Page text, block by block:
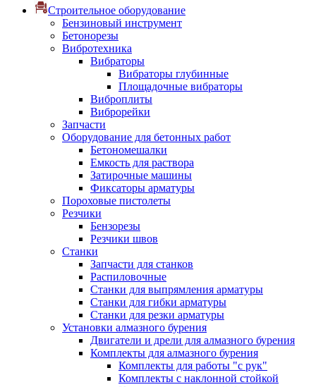
Строительное оборудование
Бензиновый инструмент
Бетонорезы
Вибротехника
Вибраторы
Вибраторы глубинные
Площадочные вибраторы
Виброплиты
Виброрейки
Запчасти
Оборудование для бетонных работ
Бетономешалки
Емкость для раствора
Затирочные машины
Фиксаторы арматуры
Пороховые пистолеты
Резчики
Бензорезы
Резчики швов
Станки
Запчасти для станков
Распиловочные
Станки для выпрямления арматуры
Станки для гибки арматуры
Станки для резки арматуры
Установки алмазного бурения
Двигатели и дрели для алмазного бурения
Комплекты для алмазного бурения
Комплекты для работы "с рук"
Комплекты с наклонной стойкой